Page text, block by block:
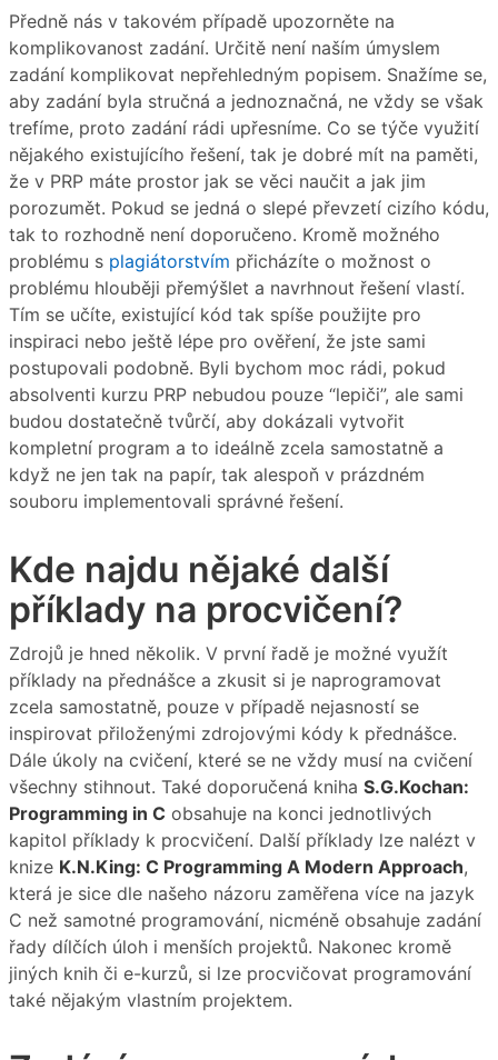
Předně nás v takovém případě upozorněte na
komplikovanost zadání. Určitě není naším úmyslem
zadání komplikovat nepřehledným popisem. Snažíme se,
aby zadání byla stručná a jednoznačná, ne vždy se však
trefíme, proto zadání rádi upřesníme. Co se týče využití
nějakého existujícího řešení, tak je dobré mít na paměti,
že v PRP máte prostor jak se věci naučit a jak jim
porozumět. Pokud se jedná o slepé převzetí cizího kódu,
tak to rozhodně není doporučeno. Kromě možného
problému s plagiátorstvím přicházíte o možnost o
problému hlouběji přemýšlet a navrhnout řešení vlastí.
Tím se učíte, existující kód tak spíše použijte pro
inspiraci nebo ještě lépe pro ověření, že jste sami
postupovali podobně. Byli bychom moc rádi, pokud
absolventi kurzu PRP nebudou pouze “lepiči”, ale sami
budou dostatečně tvůrčí, aby dokázali vytvořit
kompletní program a to ideálně zcela samostatně a
když ne jen tak na papír, tak alespoň v prázdném
souboru implementovali správné řešení.
Kde najdu nějaké další
příklady na procvičení?
Zdrojů je hned několik. V první řadě je možné využít
příklady na přednášce a zkusit si je naprogramovat
zcela samostatně, pouze v případě nejasností se
inspirovat přiloženými zdrojovými kódy k přednášce.
Dále úkoly na cvičení, které se ne vždy musí na cvičení
všechny stihnout. Také doporučená kniha S.G.Kochan:
Programming in C obsahuje na konci jednotlivých
kapitol příklady k procvičení. Další příklady lze nalézt v
knize K.N.King: C Programming A Modern Approach,
která je sice dle našeho názoru zaměřena více na jazyk
C než samotné programování, nicméně obsahuje zadání
řady dílčích úloh i menších projektů. Nakonec kromě
jiných knih či e-kurzů, si lze procvičovat programování
také nějakým vlastním projektem.